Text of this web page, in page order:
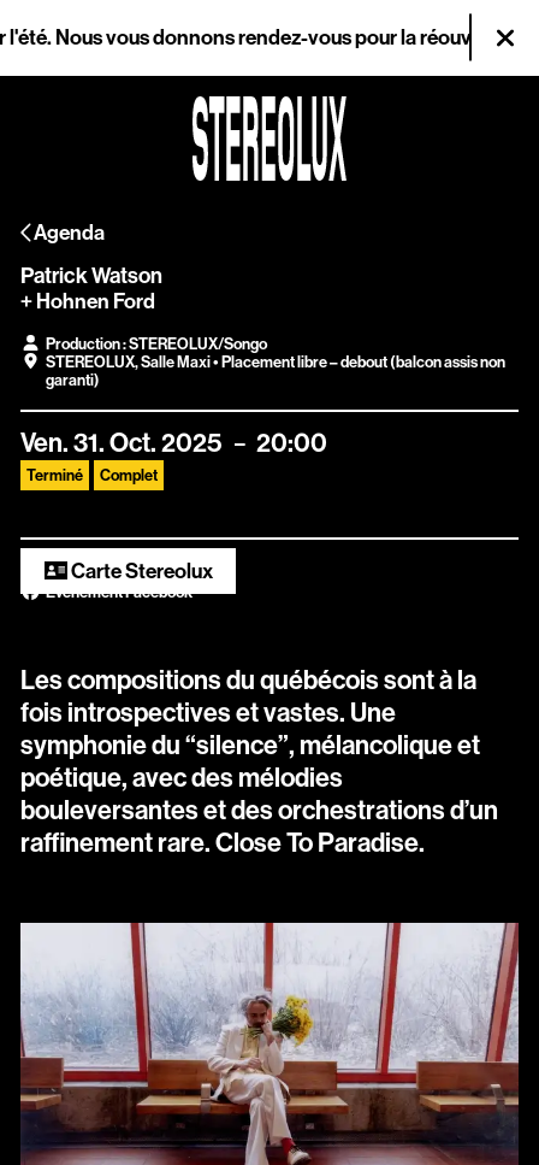
vous donnons rendez-vous pour la réouverture le
Agenda
Patrick Watson
+ Hohnen Ford
Production : STEREOLUX/Songo
STEREOLUX,Salle Maxi• Placement libre – debout (balcon assis non
garanti)
Ven.31.Oct.2025 20:00
Terminé Complet
Carte Stereolux
Évènement Facebook
Les compositions du québécois sont à la
fois introspectives et vastes. Une
symphonie du “silence”, mélancolique et
poétique, avec des mélodies
bouleversantes et des orchestrations d’un
raffinement rare. Close To Paradise.
Agenda
Magazine
Stereolux
Arts & cultures
numériques
Infos pratiques
Scopitone
Prévention des violences et signalement
Association Songo
Résidences
Espace pro
Location / Privatisation